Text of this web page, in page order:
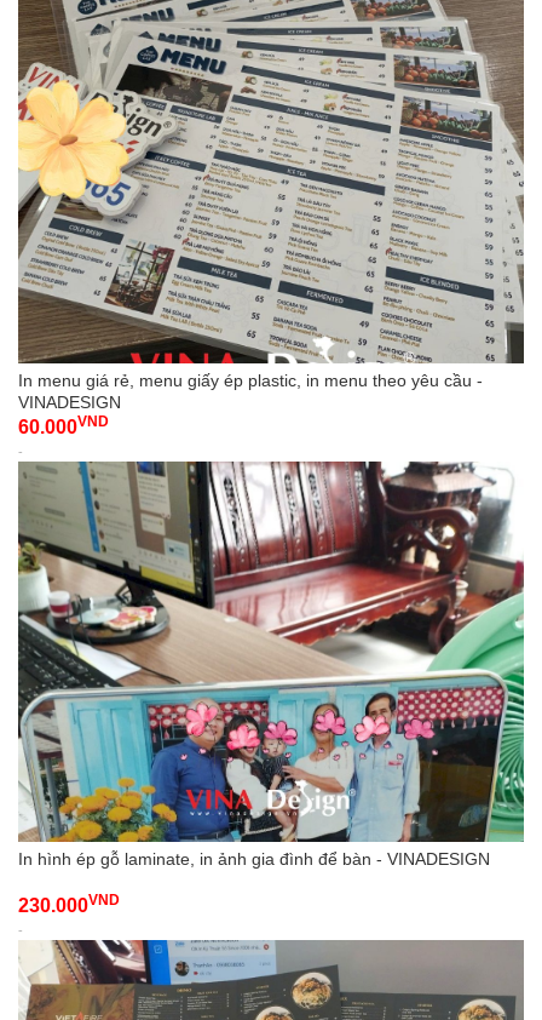
In menu giá rẻ, menu giấy ép plastic, in menu theo yêu cầu -
VINADESIGN
60.000VND
-
In hình ép gỗ laminate, in ảnh gia đình để bàn - VINADESIGN
230.000VND
-